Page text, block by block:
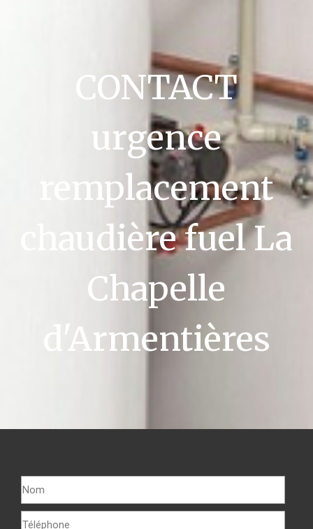
CONTACT
urgence
remplacement
chaudière fuel La
Chapelle
d'Armentières